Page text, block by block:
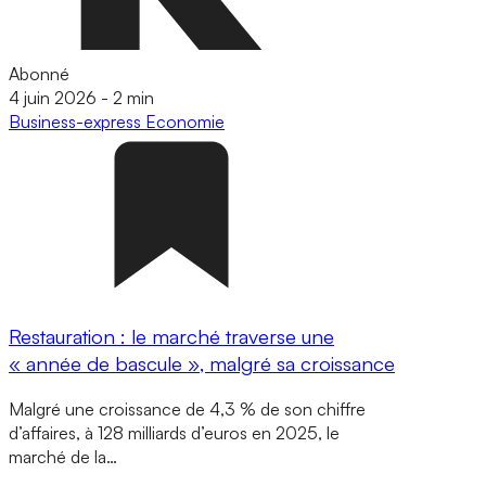
Abonné
4 juin 2026 - 2 min
Business-express Economie
Restauration : le marché traverse une
« année de bascule », malgré sa croissance
Malgré une croissance de 4,3 % de son chiffre
d’affaires, à 128 milliards d’euros en 2025, le
marché de la…